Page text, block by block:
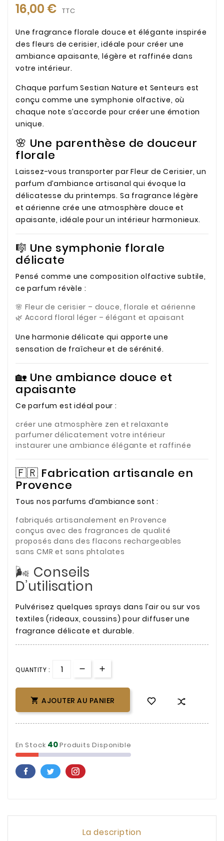
16,00 € TTC
Une fragrance florale douce et élégante inspirée
des fleurs de cerisier, idéale pour créer une
ambiance apaisante, légère et raffinée dans
votre intérieur.
Chaque parfum Sestian Nature et Senteurs est
conçu comme une symphonie olfactive, où
chaque note s’accorde pour créer une émotion
unique.
🌸 Une parenthèse de douceur
florale
Laissez-vous transporter par Fleur de Cerisier, un
parfum d’ambiance artisanal qui évoque la
délicatesse du printemps. Sa fragrance légère
et aérienne crée une atmosphère douce et
apaisante, idéale pour un intérieur harmonieux.
🎼 Une symphonie florale
délicate
Pensé comme une composition olfactive subtile,
ce parfum révèle :
🌸 Fleur de cerisier – douce, florale et aérienne
🌿 Accord floral léger – élégant et apaisant
Une harmonie délicate qui apporte une
sensation de fraîcheur et de sérénité.
🏡 Une ambiance douce et
apaisante
Ce parfum est idéal pour :
créer une atmosphère zen et relaxante
parfumer délicatement votre intérieur
instaurer une ambiance élégante et raffinée
🇫🇷 Fabrication artisanale en
Provence
Tous nos parfums d’ambiance sont :
fabriqués artisanalement en Provence
conçus avec des fragrances de qualité
proposés dans des flacons rechargeables
sans CMR et sans phtalates
🌬️ Conseils
D’utilisation
Pulvérisez quelques sprays dans l’air ou sur vos
textiles (rideaux, coussins) pour diffuser une
fragrance délicate et durable.
QUANTITY :
 AJOUTER AU PANIER
En Stock 40Produits Disponible
La description